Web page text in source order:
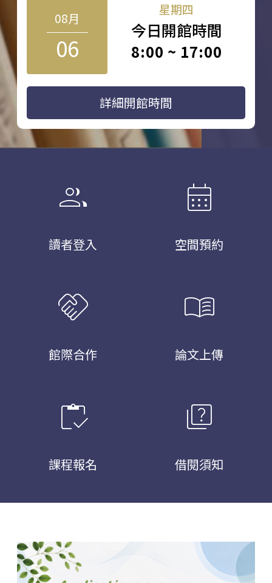
08月
06
星期四
今日開館時間
8:00 ~ 17:00
詳細開館時間
group
讀者登入
calendar_month
空間預約
handshake
館際合作
menu_book
論文上傳
inventory
課程報名
quiz
借閱須知